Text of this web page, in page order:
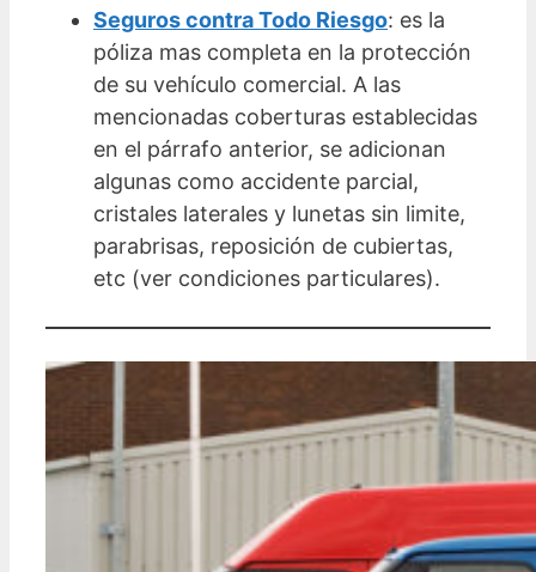
Seguros contra Todo Riesgo: es la
póliza mas completa en la protección
de su vehículo comercial. A las
mencionadas coberturas establecidas
en el párrafo anterior, se adicionan
algunas como accidente parcial,
cristales laterales y lunetas sin limite,
parabrisas, reposición de cubiertas,
etc (ver condiciones particulares).